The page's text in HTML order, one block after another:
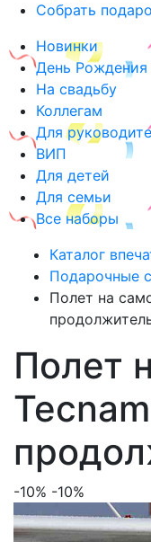
Собрать
Новинки
День Рождения
На свадьбу
Коллегам
Для
ВИП
Для детей
Для семьи
Все наборы
Каталог
Подарочные
Полет на
Полет
-10% -10%